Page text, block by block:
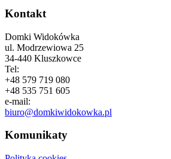
Kontakt
Domki Widokówka
ul. Modrzewiowa 25
34-440 Kluszkowce
Tel:
+48 579 719 080
+48 535 751 605
e-mail:
biuro@domkiwidokowka.pl
Komunikaty